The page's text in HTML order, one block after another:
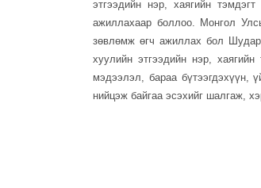
этгээдийн нэр, хаягийн
ажиллахаар боллоо. Монгол
зөвлөмж өгч ажиллах бол
хуулийн этгээдийн нэр,
мэдээлэл, бараа бүтээгдэхүүн,
нийцэж байгаа эсэхийг шалгаж,